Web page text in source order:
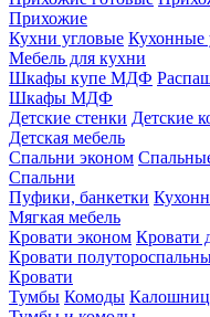
Прихожие
Кухни угловые Кухонные
Мебель для кухни
Шкафы купе МДФ
Шкафы МДФ
Детские стенки Детские
Детская мебель
Спальни эконом
Спальни
Пуфики, банкетки
Мягкая мебель
Кровати эконом Кровати
Кровати
Кровати
Тумбы Комоды